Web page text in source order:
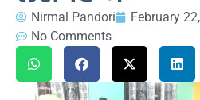
Nirmal Pandori February
No Comments